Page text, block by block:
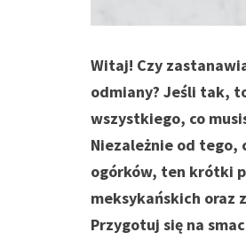
Witaj! Czy
odmiany? Jeśli tak,
wszystkiego, co
Niezależnie od tego,
ogórków, ten krótki
meksykańskich oraz
Przygotuj się na